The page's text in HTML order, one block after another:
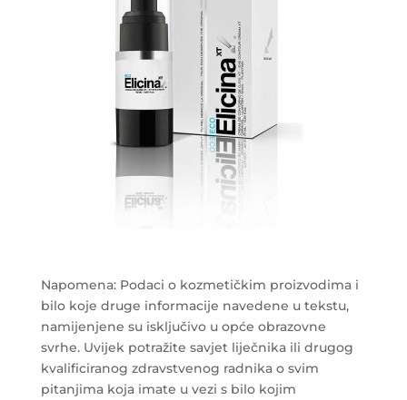
Napomena: Podaci o kozmetičkim proizvodima i
bilo koje druge informacije navedene u tekstu,
namijenjene su isključivo u opće obrazovne
svrhe. Uvijek potražite savjet liječnika ili drugog
kvalificiranog zdravstvenog radnika o svim
pitanjima koja imate u vezi s bilo kojim